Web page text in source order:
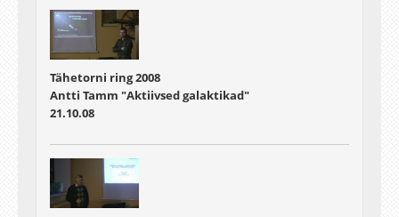
Tähetorni ring 2008
Antti Tamm "Aktiivsed galaktikad"
21.10.08